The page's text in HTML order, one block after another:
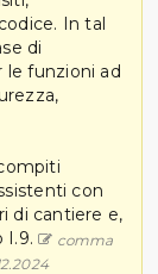
In tal
di
le funzioni ad
con
di cantiere e,
I.9.
comma